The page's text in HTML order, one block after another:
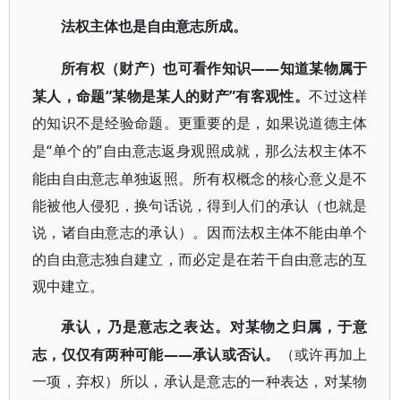
法权主体也是自由意志所成。
所有权（财产）也可看作知识——知道某物属于
某人，命题“某物是某人的财产”有客观性。不过这样
的知识不是经验命题。更重要的是，如果说道德主体
是“单个的”自由意志返身观照成就，那么法权主体不
能由自由意志单独返照。所有权概念的核心意义是不
能被他人侵犯，换句话说，得到人们的承认（也就是
说，诸自由意志的承认）。因而法权主体不能由单个
的自由意志独自建立，而必定是在若干自由意志的互
观中建立。
承认，乃是意志之表达。对某物之归属，于意
志，仅仅有两种可能——承认或否认。
（或许再加上
一项，弃权）所以，承认是意志的一种表达，对某物